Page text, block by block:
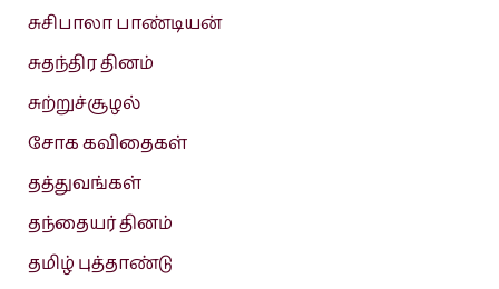
சுசிபாலா பாண்டியன்
சுதந்திர தினம்
சுற்றுச்சூழல்
சோக கவிதைகள்
தத்துவங்கள்
தந்தையர் தினம்
தமிழ் புத்தாண்டு